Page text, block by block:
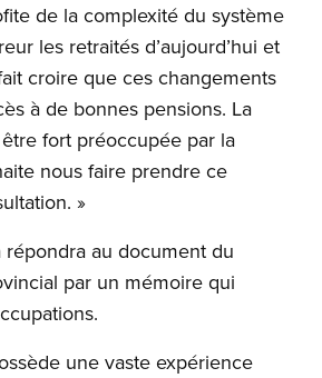
de la complexité du système
les retraités d’aujourd’hui et
croire que ces changements
à de bonnes pensions. La
fort préoccupée par la
nous faire prendre ce
»
répondra au document du
par un mémoire qui
une vaste expérience